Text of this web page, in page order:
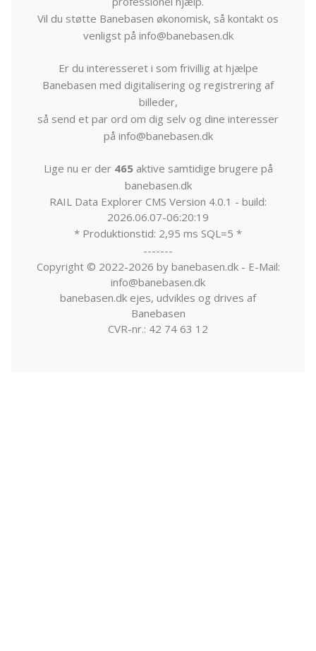
Vil du støtte Banebasen økonomisk, så kontakt os
venligst på info@banebasen.dk
Er du interesseret i som frivillig at hjælpe
Banebasen med digitalisering og registrering af
billeder,
så send et par ord om dig selv og dine interesser
på info@banebasen.dk
Lige nu er der 465aktive samtidige brugere på
banebasen.dk
RAIL Data Explorer CMS Version 4.0.1 - build:
2026.06.07-06:20:19
* Produktionstid: 2,95 ms SQL=5 *
-------
Copyright © 2022-2026 by banebasen.dk - E-Mail:
info@banebasen.dk
banebasen.dk ejes, udvikles og drives af
Banebasen
CVR-nr.: 42 74 63 12